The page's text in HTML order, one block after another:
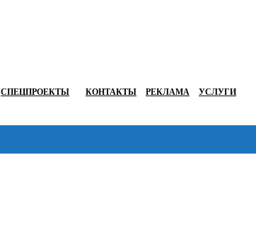
СПЕЦПРОЕКТЫ КОНТАКТЫ РЕКЛАМА УСЛУГИ